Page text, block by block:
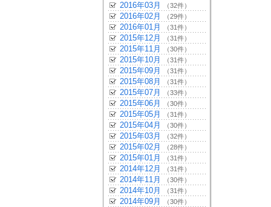
2016年03月 （32件）
2016年02月 （29件）
2016年01月 （31件）
2015年12月 （31件）
2015年11月 （30件）
2015年10月 （31件）
2015年09月 （31件）
2015年08月 （31件）
2015年07月 （33件）
2015年06月 （30件）
2015年05月 （31件）
2015年04月 （30件）
2015年03月 （32件）
2015年02月 （28件）
2015年01月 （31件）
2014年12月 （31件）
2014年11月 （30件）
2014年10月 （31件）
2014年09月 （30件）